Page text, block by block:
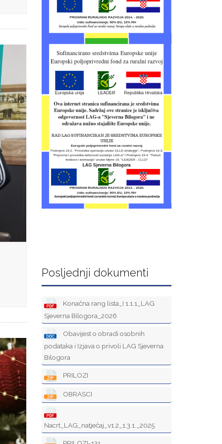
Posljednji dokumenti
Konačna rang lista_I 1.1.1_LAG
Sjeverna Bilogora_2026
Obavijest o obradi osobnih
podataka i Izjava o privoli LAG Sjeverna
Bilogora
PRILOZI
OBRASCI
Nacrt_LAG_natječaj_v1.2_1.3.1._2025